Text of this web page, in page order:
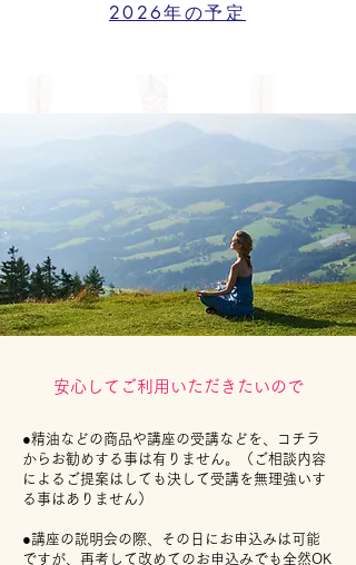
2026年の予定
​安心してご利用いただきたいので
●精油などの商品や講座の受講などを、コチラ
からお勧めする事は有りません。（ご相談内容
によるご提案はしても決して受講を無理強いす
る事はありません）
●講座の説明会の際、その日にお申込みは可能
ですが、再考して改めてのお申込みでも全然OK